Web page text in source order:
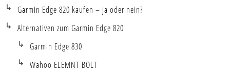
Garmin Edge 820 kaufen – ja oder nein?
Alternativen zum Garmin Edge 820
Garmin Edge 830
Wahoo ELEMNT BOLT